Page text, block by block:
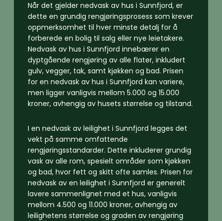
Når det gjelder nedvask av hus i Sunnfjord, er
dette en grundig rengjøringsprosess som krever
oppmerksomhet til hver minste detalj for å
forberede en bolig til salg eller nye leietakere.
Nedvask av hus i Sunnfjord innebærer en
dyptgående rengjøring av alle flater, inkludert
gulv, vegger, tak, samt kjøkken og bad. Prisen
for en nedvask av hus i Sunnfjord kan variere,
men ligger vanligvis mellom 5.000 og 15.000
kroner, avhengig av husets størrelse og tilstand.
I en nedvask av leilighet i Sunnfjord legges det
vekt på samme omfattende
rengjøringsstandarder. Dette inkluderer grundig
vask av alle rom, spesielt områder som kjøkken
og bad, hvor fett og skitt ofte samles. Prisen for
nedvask av en leilighet i Sunnfjord er generelt
lavere sammenlignet med et hus, vanligvis
mellom 4.500 og 11.000 kroner, avhengig av
leilighetens størrelse og graden av rengjøring